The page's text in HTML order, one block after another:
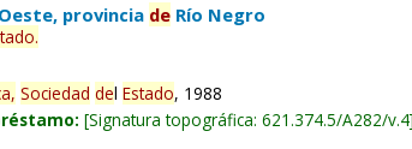
provincia de Río Negro
.
Sociedad delEstado, 1988
Signatura topográfica:621.374.5/A282/v.4